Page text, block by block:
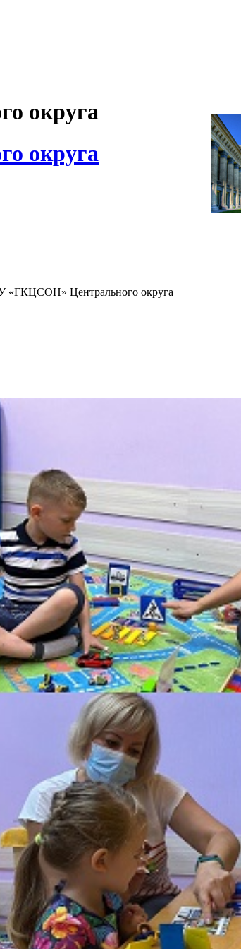
округа
округа
«ГКЦСОН» Центрального округа